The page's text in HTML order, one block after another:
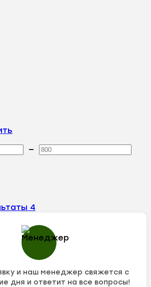
—
4
и наш менеджер свяжется с
дня и ответит на все вопросы!